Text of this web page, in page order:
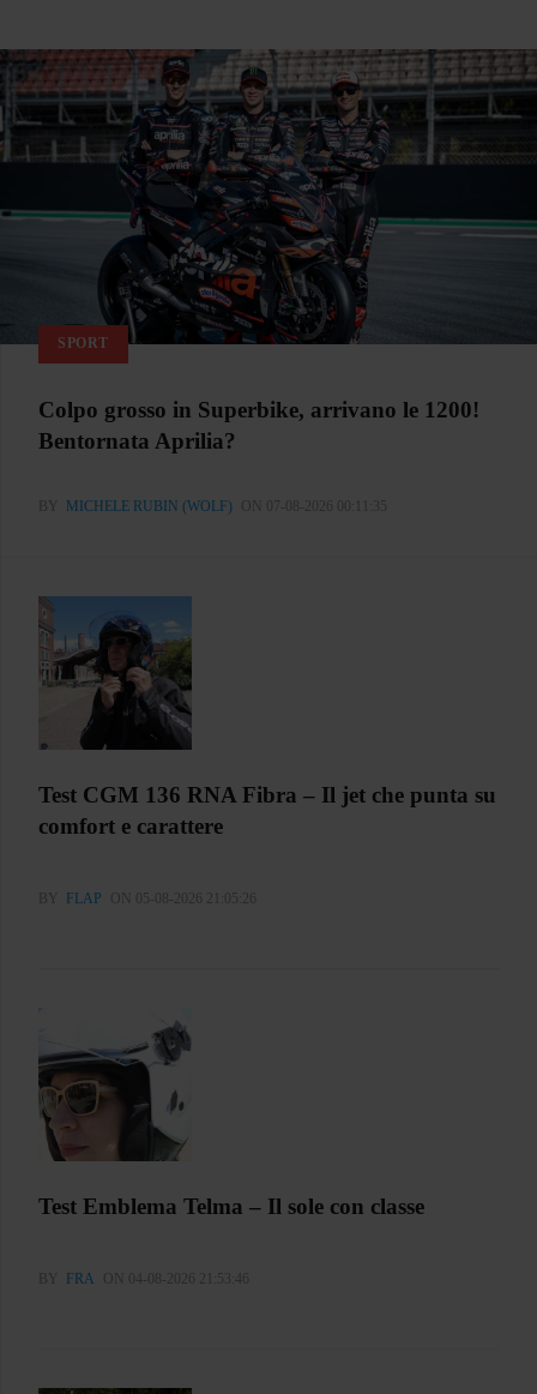
SPORT
Colpo grosso in Superbike, arrivano le 1200!
Bentornata Aprilia?
BY MICHELE RUBIN (WOLF) ON 07-08-2026 00:11:35
Test CGM 136 RNA Fibra – Il jet che punta su
comfort e carattere
BY FLAP ON 05-08-2026 21:05:26
Test Emblema Telma – Il sole con classe
BY FRA ON 04-08-2026 21:53:46